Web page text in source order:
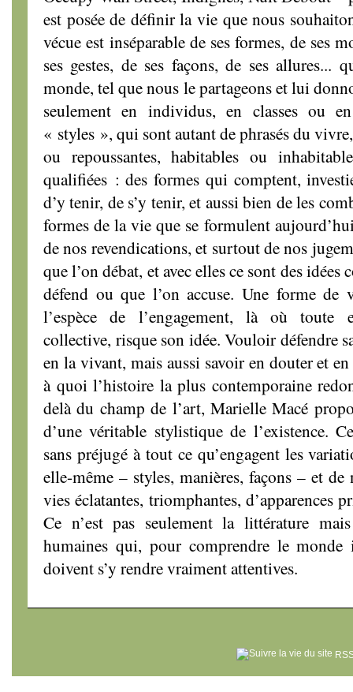
est posée de définir la vie que nous
vécue est inséparable de ses formes, de ses
ses gestes, de ses façons, de ses allures...
monde, tel que nous le partageons et lui
seulement en individus, en classes ou
« styles », qui sont autant de phrasés du
ou repoussantes, habitables ou
qualifiées : des formes qui comptent,
d’y tenir, de s’y tenir, et aussi bien de les
formes de la vie que se formulent
de nos revendications, et surtout de nos
que l’on débat, et avec elles ce sont des
défend ou que l’on accuse. Une forme de
l’espèce de l’engagement, là où toute
collective, risque son idée. Vouloir défendre
en la vivant, mais aussi savoir en douter et
à quoi l’histoire la plus contemporaine
delà du champ de l’art, Marielle Macé
d’une véritable stylistique de l’existence.
sans préjugé à tout ce qu’engagent les
elle-même – styles, manières, façons – et
vies éclatantes, triomphantes, d’apparences
Ce n’est pas seulement la littérature
humaines qui, pour comprendre le monde
doivent s’y rendre vraiment attentives.